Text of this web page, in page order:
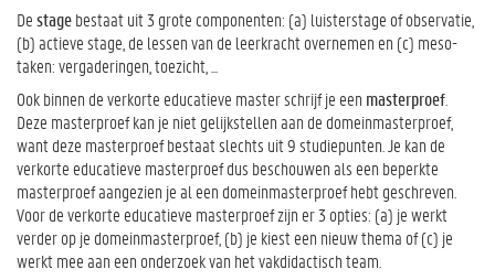
Destagebestaat uit 3 grote componenten: (a) luisterstage of observatie,
(b) actieve stage, de lessen van de leerkracht overnemen en (c) meso-
taken: vergaderingen, toezicht, ...
Ook binnen de verkorte educatieve master schrijf je een masterproef
Deze masterproef kan je niet gelijkstellen aan de domeinmasterproef,
want deze masterproef bestaat slechts uit 9 studiepunten. Je kan de
verkorte educatieve masterproef dus beschouwen als een beperkte
masterproef aangezien je al een domeinmasterproef hebt geschreven.
Voor de verkorte educatieve masterproef zijn er 3 opties: (a) je werkt
verder op je domeinmasterproef, (b) je kiest een nieuw thema of (c) je
werkt mee aan een onderzoek van het vakdidactisch team.